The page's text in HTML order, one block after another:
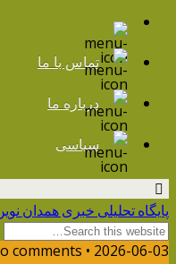
تماس با ما
درباره ما
سیاسی
پایگاه تحلیلی خبری همدان
2026-06-03 • no comments